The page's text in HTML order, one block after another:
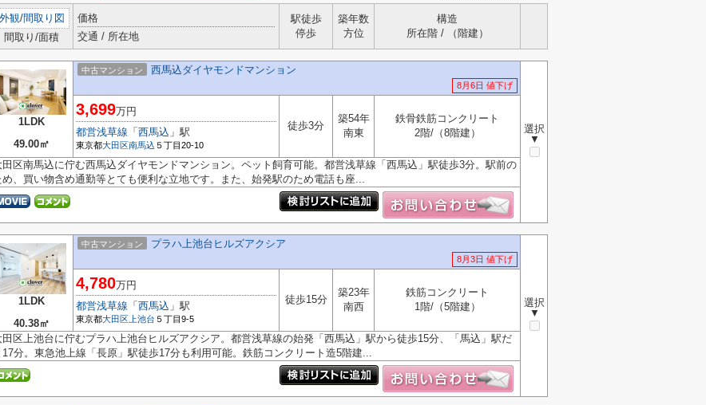
外観/間取り図
間取り/面積
価格
交通 / 所在地
駅徒歩
停歩
築年数
方位
構造
所在階 / （階建）
1LDK
49.00㎡
中古マンション 西馬込ダイヤモンドマンション
8月6日 値下げ
選択
▼
3,699万円
都営浅草線 「 西馬込 」駅
東京都大田区南馬込 ５丁目20-10
徒歩3分
築54年
南東
鉄骨鉄筋コンクリート
2階/（8階建）
田区南馬込に佇む西馬込ダイヤモンドマンション。ペット飼育可能。都営浅草線「西馬込」駅徒歩3分。駅前の
め、買い物含め通勤等とても便利な立地です。また、始発駅のため電話も座...
1LDK
40.38㎡
中古マンション プラハ上池台ヒルズアクシア
8月3日 値下げ
選択
▼
4,780万円
都営浅草線 「 西馬込 」駅
東京都大田区 上池台 ５丁目9-5
徒歩15分
築23年
南西
鉄筋コンクリート
1階/（5階建）
田区上池台に佇むプラハ上池台ヒルズアクシア。都営浅草線の始発「西馬込」駅から徒歩15分、「馬込」駅だ
17分。東急池上線「長原」駅徒歩17分も利用可能。鉄筋コンクリート造5階建...